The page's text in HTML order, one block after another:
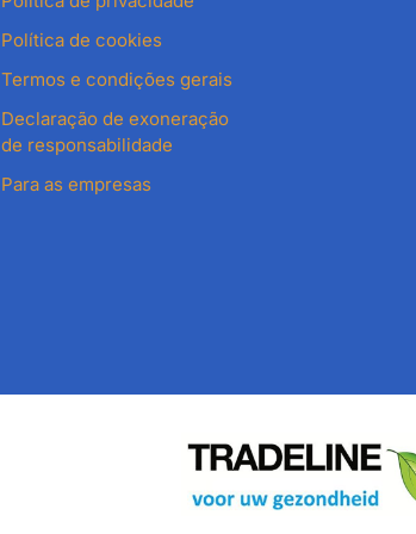
Política de cookies
Termos e condições gerais
Declaração de exoneração
de responsabilidade
Para as empresas